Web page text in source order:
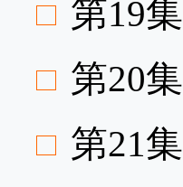
第19集
第20集
第21集